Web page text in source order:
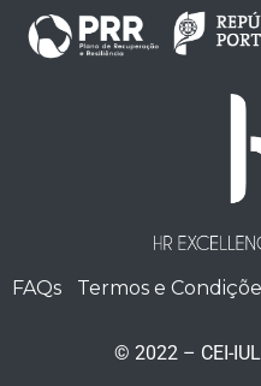
FAQs Termos e
© 2022 – CEI-